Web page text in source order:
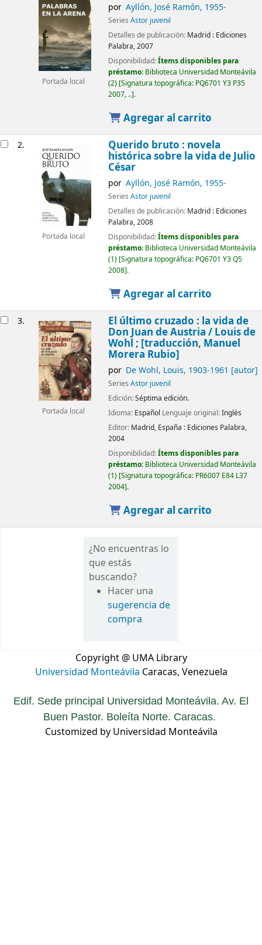
Portada local
por Ayllón, José Ramón, 1955-
Series Astor juvenil
Detalles de publicación: Madrid : Ediciones
Palabra,2007
Disponibilidad:Ítems disponibles para
préstamo: Biblioteca Universidad Monteávila
(2) Signatura topográfica: PQ6701 Y3 P35
2007, .. .
Agregar al carrito
2.
Portada local
Querido bruto : novela
histórica sobre la vida de Julio
César
por Ayllón, José Ramón, 1955-
Series Astor juvenil
Detalles de publicación: Madrid : Ediciones
Palabra,2008
Disponibilidad:Ítems disponibles para
préstamo: Biblioteca Universidad Monteávila
(1) Signatura topográfica: PQ6701 Y3 Q5
2008 .
Agregar al carrito
3.
Portada local
El último cruzado : la vida de
Don Juan de Austria / Louis de
Wohl ; [traducción, Manuel
Morera Rubio]
por De Wohl, Louis, 1903-1961 [autor]
Series Astor juvenil
Edición:Séptima edición.
Idioma: Español Lenguaje original:Inglés
Editor: Madrid, España : Ediciones Palabra,
2004
Disponibilidad:Ítems disponibles para
préstamo: Biblioteca Universidad Monteávila
(1) Signatura topográfica: PR6007 E84 L37
2004 .
Agregar al carrito
¿No encuentras lo
que estás
buscando?
Hacer una
sugerencia de
compra
Copyright @ UMA Library
Universidad Monteávila Caracas, Venezuela
Edif. Sede principal Universidad Monteávila. Av. El
Buen Pastor. Boleíta Norte. Caracas.
Customized by Universidad Monteávila